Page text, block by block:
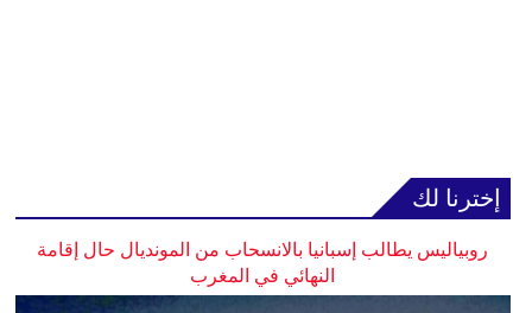
إخترنا لك
روبياليس يطالب إسبانيا بالانسحاب من المونديال حال إقامة
النهائي في المغرب